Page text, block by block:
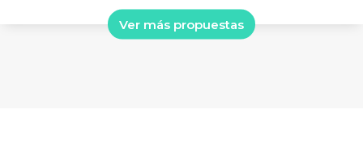
Ver más propuestas